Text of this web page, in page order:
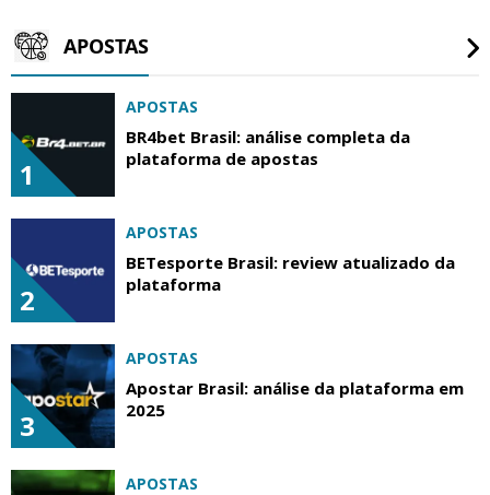
APOSTAS
1
APOSTAS
BR4bet Brasil: análise completa da
plataforma de apostas
2
APOSTAS
BETesporte Brasil: review atualizado da
plataforma
3
APOSTAS
Apostar Brasil: análise da plataforma em
2025
APOSTAS